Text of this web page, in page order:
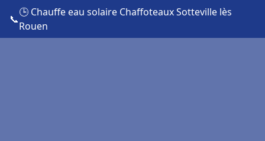
📞
🕒 Chauffe eau solaire Chaffoteaux Sotteville lès
Rouen